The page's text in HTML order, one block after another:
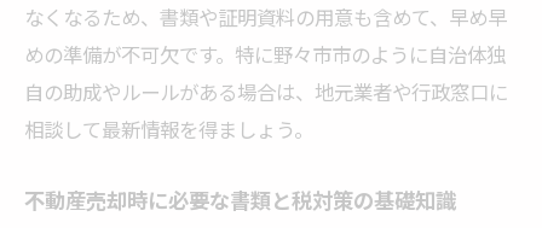
なくなるため、書類や証明資料の用意も含めて、早め早
めの準備が不可欠です。特に野々市市のように自治体独
自の助成やルールがある場合は、地元業者や行政窓口に
相談して最新情報を得ましょう。
不動産売却時に必要な書類と税対策の基礎知識